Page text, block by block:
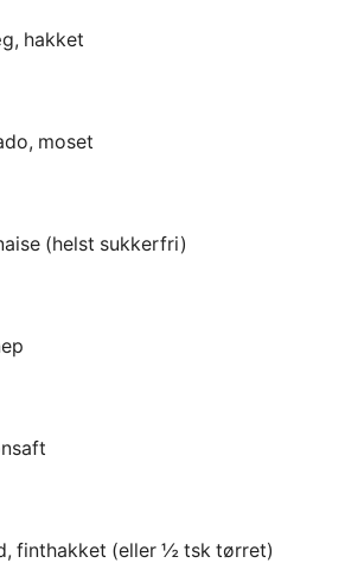
hakket
moset
(helst sukkerfri)
finthakket (eller ½ tsk tørret)